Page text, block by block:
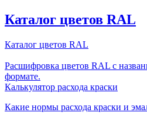
Каталог цветов RAL
Каталог цветов RAL
Расшифровка цветов RAL с
формате.
Калькулятор расхода краски
Какие нормы расхода краски и